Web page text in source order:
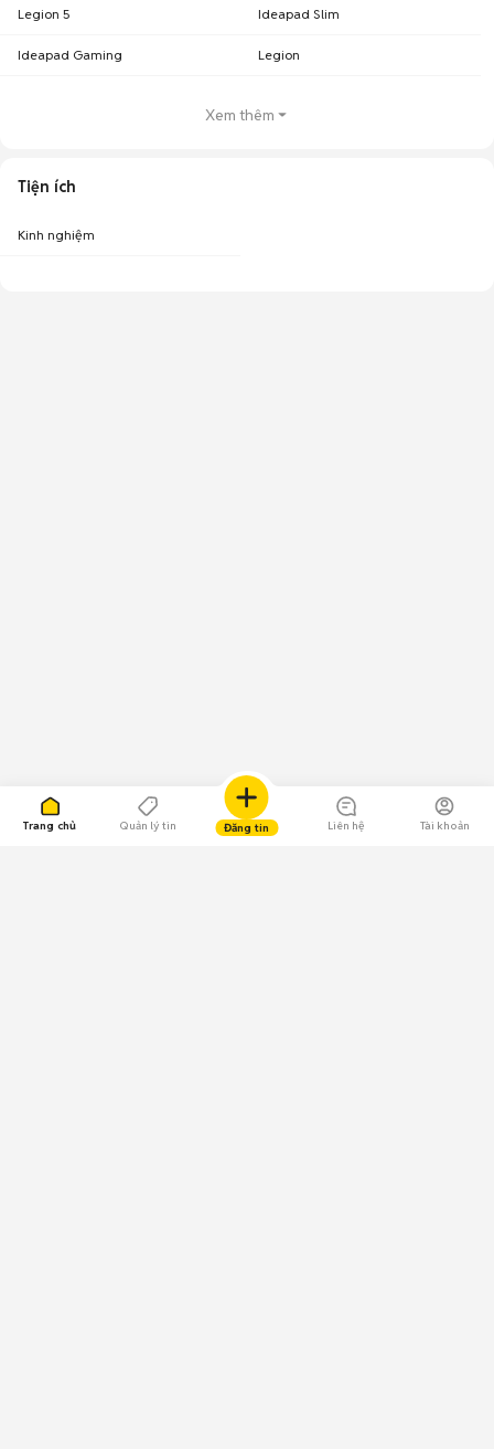
Trang chủ Quản lý tin Đăng tin Liên hệ Tài khoản
Legion 5 Ideapad Slim
Ideapad Gaming Legion
Xem thêm
Tiện ích
Kinh nghiệm